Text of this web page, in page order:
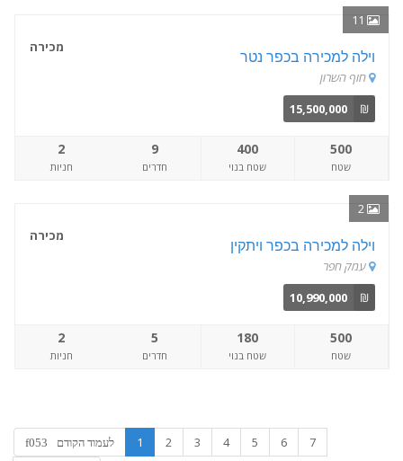
מכירה
וילה למכירה בכפר נטר
חוף השרון
₪
15,500,000
500
שטח
400
שטח בנוי
9
חדרים
2
חניות
2
מכירה
וילה למכירה בכפר ויתקין
עמק חפר
₪
10,990,000
500
שטח
180
שטח בנוי
5
חדרים
2
חניות
1 2 3 4 5 6 7